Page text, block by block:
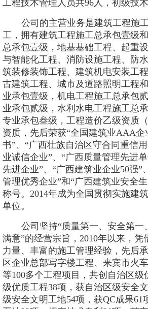
工程技术管理人员共96人，初级技术
公司的主营业务是建筑工程施
工，拥有建筑工程施工总承包壹级
总承包壹级， 地基基础工程、起重
与智能化工程、消防设施工程、防
筑装修装饰工程、建筑机电安装工
古建筑工程、城市及道路照明工程
业承包壹级， 机电工程施工总承包
业承包贰级，水利水电工程施工总
专业承包叁级，工程造价乙级资质
资质，先后荣获“全国建筑业AAA企
书”、“广西壮族自治区守合同重信
业诚信企业”、“广西质量管理先进
先进企业”、“广西建筑业企业50强”
管理优秀企业”和“广西建筑业安全
称号。2014年成为全国贯彻实施建
单位。
公司坚持“质量第一、安全第一
满意”的经营宗旨，2010年以来，凭
力量、丰富的施工管理经验，先后
区企业总部写字楼工程、来宾市火
等100多个工程项目，共创自治区级
级优质工程38项，获自治区级安全
级安全文明工地54项，获QC成果61